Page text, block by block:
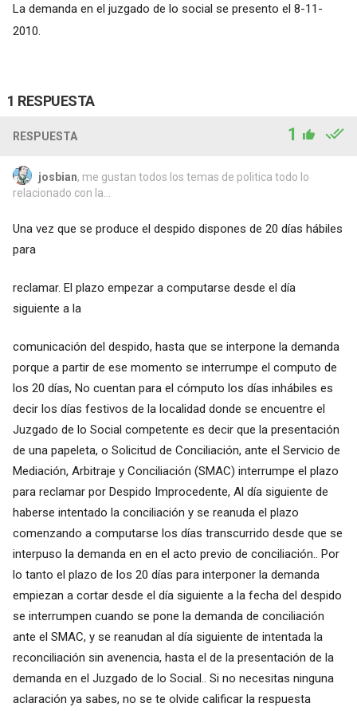
La demanda en el juzgado de lo social se presento el 8-11-
2010.
1 RESPUESTA
RESPUESTA 1
josbian, me gustan todos los temas de politica todo lo
relacionado con la...
Una vez que se produce el despido dispones de 20 días hábiles
para
reclamar. El plazo empezar a computarse desde el día
siguiente a la
comunicación del despido, hasta que se interpone la demanda
porque a partir de ese momento se interrumpe el computo de
los 20 días, No cuentan para el cómputo los días inhábiles es
decir los días festivos de la localidad donde se encuentre el
Juzgado de lo Social competente es decir que la presentación
de una papeleta, o Solicitud de Conciliación, ante el Servicio de
Mediación, Arbitraje y Conciliación (SMAC) interrumpe el plazo
para reclamar por Despido Improcedente, Al día siguiente de
haberse intentado la conciliación y se reanuda el plazo
comenzando a computarse los días transcurrido desde que se
interpuso la demanda en en el acto previo de conciliación.. Por
lo tanto el plazo de los 20 días para interponer la demanda
empiezan a cortar desde el día siguiente a la fecha del despido
se interrumpen cuando se pone la demanda de conciliación
ante el SMAC, y se reanudan al día siguiente de intentada la
reconciliación sin avenencia, hasta el de la presentación de la
demanda en el Juzgado de lo Social.. Si no necesitas ninguna
aclaración ya sabes, no se te olvide calificar la respuesta